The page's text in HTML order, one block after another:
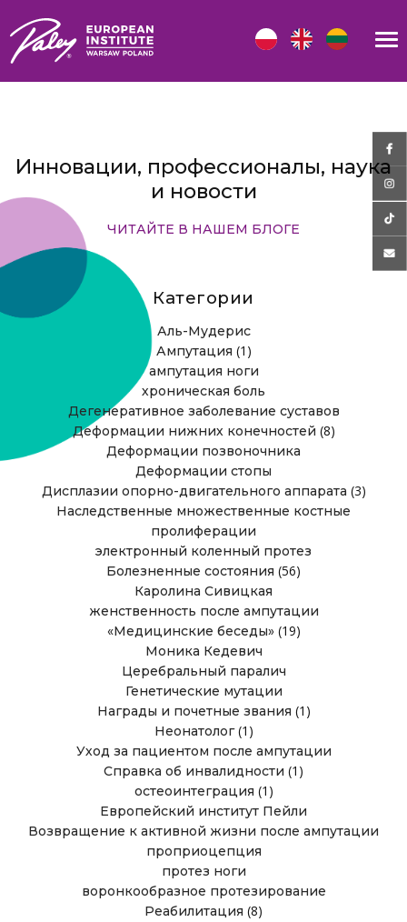
Инновации, профессионалы, наука
и новости
ЧИТАЙТЕ В НАШЕМ БЛОГЕ
Категории
Аль-Мудерис
Ампутация (1)
ампутация ноги
хроническая боль
Дегенеративное заболевание суставов
Деформации нижних конечностей (8)
Деформации позвоночника
Деформации стопы
Дисплазии опорно-двигательного аппарата (3)
Наследственные множественные костные
пролиферации
электронный коленный протез
Болезненные состояния (56)
Каролина Сивицкая
женственность после ампутации
«Медицинские беседы»(19)
Моника Кедевич
Церебральный паралич
Генетические мутации
Награды и почетные звания (1)
Неонатолог(1)
Уход за пациентом после ампутации
Справка об инвалидности (1)
остеоинтеграция (1)
Европейский институт Пейли
Возвращение к активной жизни после ампутации
проприоцепция
протез ноги
воронкообразное протезирование
Реабилитация (8)